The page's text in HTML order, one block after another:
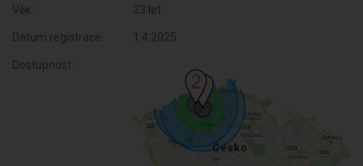
Věk: 33 let
Datum registrace: 1.4.2025
Dostupnost: